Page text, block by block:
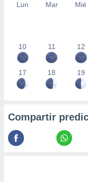
Lun Mar Mié
10 11 12
17 18 19
Compartir